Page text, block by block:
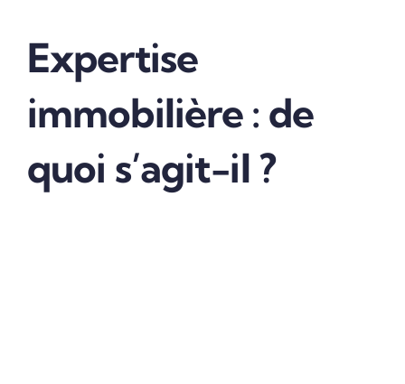
Expertise
immobilière : de
quoi s’agit-il ?